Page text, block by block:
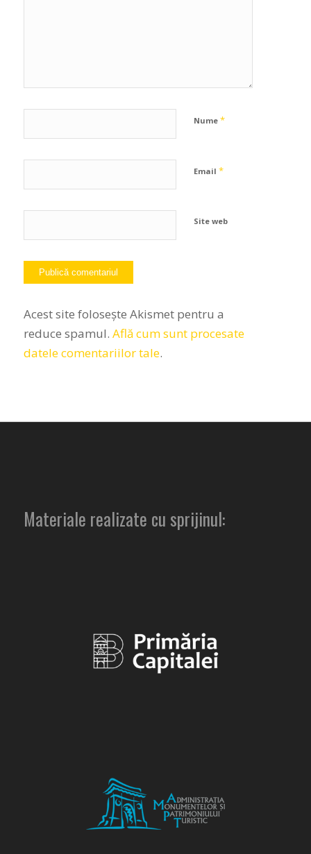
Nume *
Email *
Site web
Acest site folosește Akismet pentru a
reduce spamul. Află cum sunt procesate
datele comentariilor tale.
Materiale realizate cu sprijinul: